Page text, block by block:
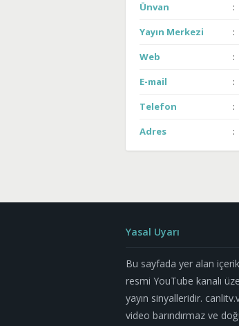
Ünvan
Yayın Merkezi
Web
E-mail
Telefon
Adres
Yasal Uyarı
Bu sayfada yer alan
resmi YouTube kanalı
yayın sinyalleridir.
video barındırmaz ve